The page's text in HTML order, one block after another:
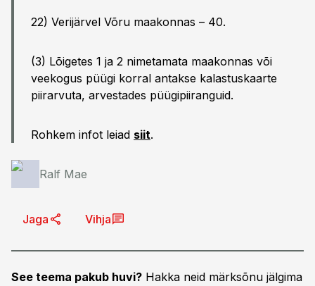
22) Verijärvel Võru maakonnas – 40.
(3) Lõigetes 1 ja 2 nimetamata maakonnas või
veekogus püügi korral antakse kalastuskaarte
piirarvuta, arvestades püügipiiranguid.
Rohkem infot leiad siit.
Ralf Mae
Jaga Vihja
See teema pakub huvi? Hakka neid märksõnu jälgima